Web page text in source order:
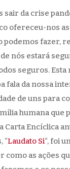
sair da crise
ofereceu-nos
podemos fazer,
nós estará
seguros. Esta
fala da nossa
de uns para
humana que
Carta Encíclica
“Laudato Si“, foi
como as ações